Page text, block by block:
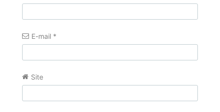
E-mail *
Site